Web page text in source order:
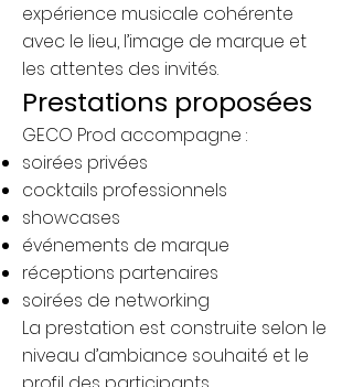
expérience musicale cohérente
avec le lieu, l’image de marque et
les attentes des invités.
Prestations proposées
GECO Prod accompagne :
soirées privées
cocktails professionnels
showcases
événements de marque
réceptions partenaires
soirées de networking
La prestation est construite selon le
niveau d’ambiance souhaité et le